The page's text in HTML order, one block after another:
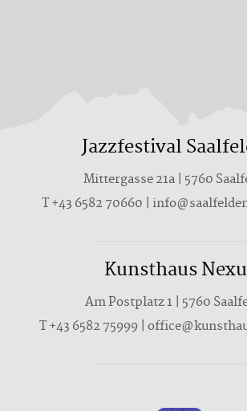
Jazzfestival
Mittergasse 21a | 5760
T+43 6582 70660 |
Kunsthaus
Am Postplatz 1 | 5760
T+43 6582 75999 |